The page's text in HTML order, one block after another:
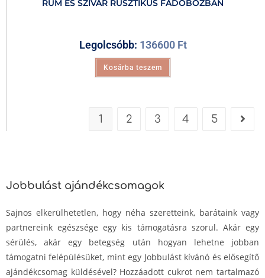
RUM ÉS SZIVAR RUSZTIKUS FADOBOZBAN
Legolcsóbb: 136600 Ft
Kosárba teszem
1 2 3 4 5
Jobbulást ajándékcsomagok
Sajnos elkerülhetetlen, hogy néha szeretteink, barátaink vagy
partnereink egészsége egy kis támogatásra szorul. Akár egy
sérülés, akár egy betegség után hogyan lehetne jobban
támogatni felépülésüket, mint egy Jobbulást kívánó és elősegítő
ajándékcsomag küldésével? Hozzáadott cukrot nem tartalmazó